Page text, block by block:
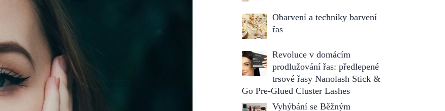
Obarvení a techniky barvení
řas
Revoluce v domácím
prodlužování řas: předlepené
trsové řasy Nanolash Stick &
Go Pre-Glued Cluster Lashes
Vyhýbání se Běžným